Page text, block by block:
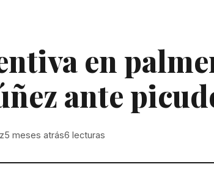
en
ante
5 meses atrás6 lecturas